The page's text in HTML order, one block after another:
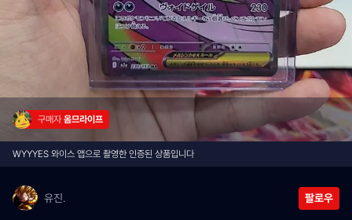
구매자 옴므라이프
WYYYES 와이스 앱으로 촬영한 인증된 상품입니다
유진. 팔로우